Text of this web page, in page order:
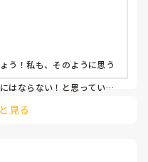
ら私の粗を探しては他の
でも』という否定の言葉
な』みたいなことを言っ
う！私も、そのように思う
はならない！と思っている
見る